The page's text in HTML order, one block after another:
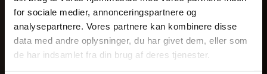
for sociale medier, annonceringspartnere og
analysepartnere. Vores partnere kan kombinere disse
data med andre oplysninger, du har givet dem, eller som
de har indsamlet fra din brug af deres tjenester.